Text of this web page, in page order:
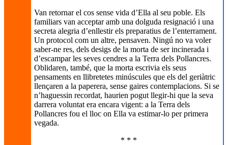
Van retornar el cos sense vida d’Ella al seu poble. Els
familiars van acceptar amb una dolguda resignació i una
secreta alegria d’enllestir els preparatius de l’enterrament.
Un protocol com un altre, pensaven. Ningú no va voler
saber-ne res, dels desigs de la morta de ser incinerada i
d’escampar les seves cendres a la Terra dels Pollancres.
Oblidaren, també, que la morta escrivia els seus
pensaments en llibretetes minúscules que els del geriàtric
llençaren a la paperera, sense gaires contemplacions. Si se
n’haguessin recordat, haurien pogut llegir-hi que la seva
darrera voluntat era encara vigent: a la Terra dels
Pollancres fou el lloc on Ella va estimar-lo per primera
vegada.
* * *